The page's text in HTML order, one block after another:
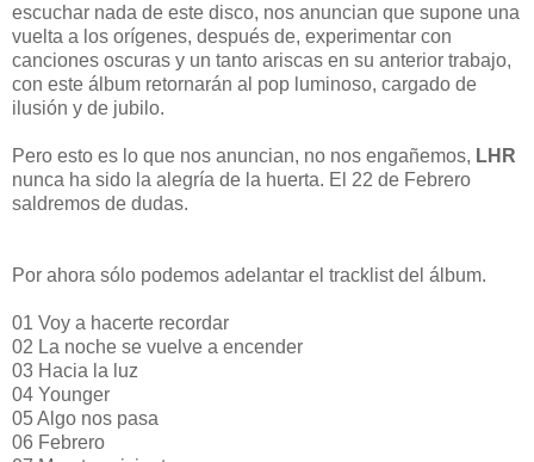
escuchar nada de este disco, nos anuncian que supone una
vuelta a los orígenes, después de, experimentar con
canciones oscuras y un tanto ariscas en su anterior trabajo,
con este álbum retornarán al pop luminoso, cargado de
ilusión y de jubilo.
Pero esto es lo que nos anuncian, no nos engañemos, LHR
nunca ha sido la alegría de la huerta. El 22 de Febrero
saldremos de dudas.
Por ahora sólo podemos adelantar el tracklist del álbum.
01 Voy a hacerte recordar
02 La noche se vuelve a encender
03 Hacia la luz
04 Younger
05 Algo nos pasa
06 Febrero